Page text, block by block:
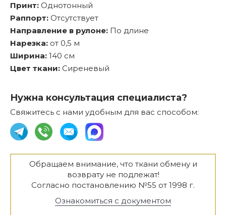
Принт: Однотонный
Раппорт: Отсутствует
Направление в рулоне: По длине
Нарезка: от 0,5 м
Ширина: 140 см
Цвет ткани: Сиреневый
Нужна консультация специалиста?
Свяжитесь с нами удобным для вас способом:
Обращаем внимание, что ткани обмену и
возврату не подлежат!
Согласно постановлению №55 от 1998 г.
Ознакомиться с документом